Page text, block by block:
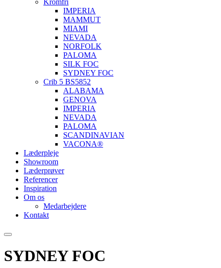
Kromfri
IMPERIA
MAMMUT
MIAMI
NEVADA
NORFOLK
PALOMA
SILK FOC
SYDNEY FOC
Crib 5 BS5852
ALABAMA
GENOVA
IMPERIA
NEVADA
PALOMA
SCANDINAVIAN
VACONA®
Læderpleje
Showroom
Læderprøver
Referencer
Inspiration
Om os
Medarbejdere
Kontakt
SYDNEY FOC